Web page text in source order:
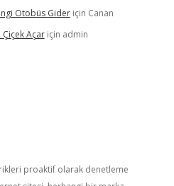
Otobüs Gideriçin Canan
Açariçin admin
proaktif olarak denetleme